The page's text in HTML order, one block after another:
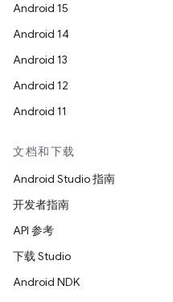
Android 15
Android 14
Android 13
Android 12
Android 11
文档和下载
Android Studio 指南
开发者指南
API 参考
下载 Studio
Android NDK